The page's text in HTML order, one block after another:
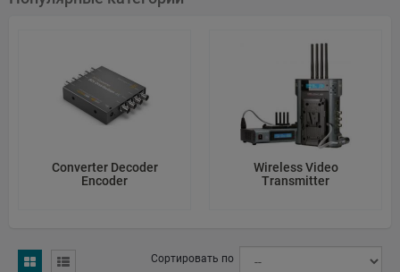
Name: AVYX Distribution s.r.o.
Address: Bartolomějská 309/13, 11000 Praha, Czech Republic
Source: Official website and Czech business registry
Converter Decoder
Encoder
Wireless Video
Transmitter
Сортировать по